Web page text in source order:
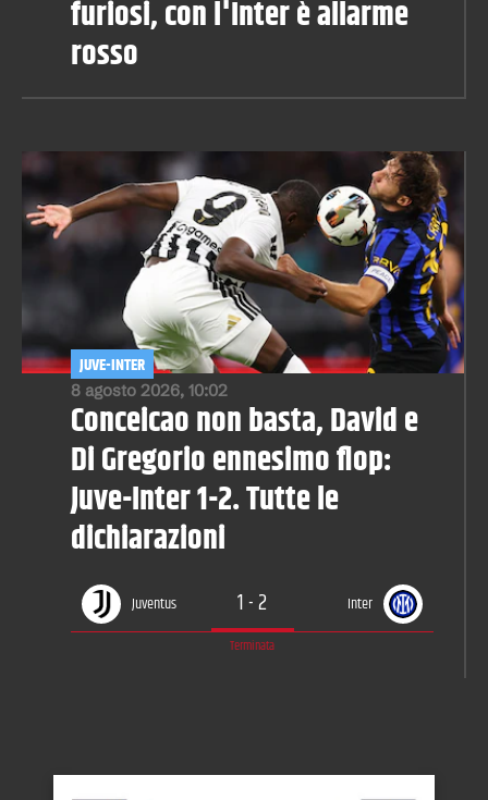
furiosi, con l'Inter è allarme
rosso
8 agosto 2026, 10:02
JUVE-INTER
Conceicao non basta, David e
Di Gregorio ennesimo flop:
Juve-Inter 1-2. Tutte le
dichiarazioni
Juventus 1-2 Inter
Terminata